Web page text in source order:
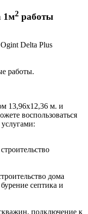
1м2 работы
Delta Plus
работы.
13,96x12,36 м. и
воспользоваться
дома
септика и